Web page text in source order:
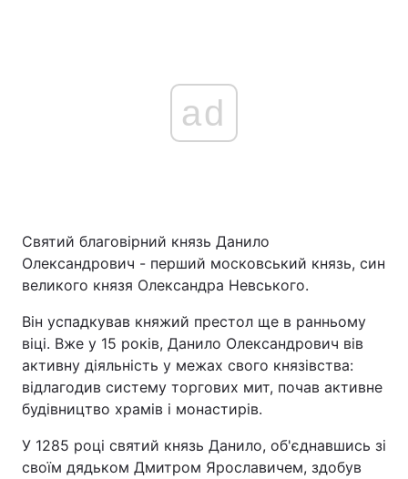
ad
Святий благовірний князь Данило
Олександрович - перший московський князь, син
великого князя Олександра Невського.
Він успадкував княжий престол ще в ранньому
віці. Вже у 15 років, Данило Олександрович вів
активну діяльність у межах свого князівства:
відлагодив систему торгових мит, почав активне
будівництво храмів і монастирів.
У 1285 році святий князь Данило, об'єднавшись зі
своїм дядьком Дмитром Ярославичем, здобув